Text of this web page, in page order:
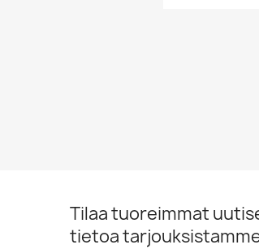
Tilaa tuoreimmat
tietoa